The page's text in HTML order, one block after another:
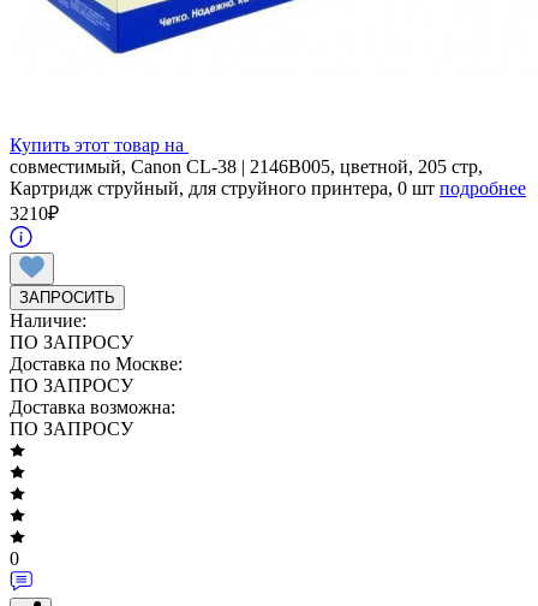
Купить этот товар на
совместимый, Canon CL-38 | 2146B005, цветной, 205 стр,
Картридж струйный, для струйного принтера, 0 шт подробнее
3210₽
ЗАПРОСИТЬ
Наличие:
ПО ЗАПРОСУ
Доставка по Москве:
ПО ЗАПРОСУ
Доставка возможна:
ПО ЗАПРОСУ
0